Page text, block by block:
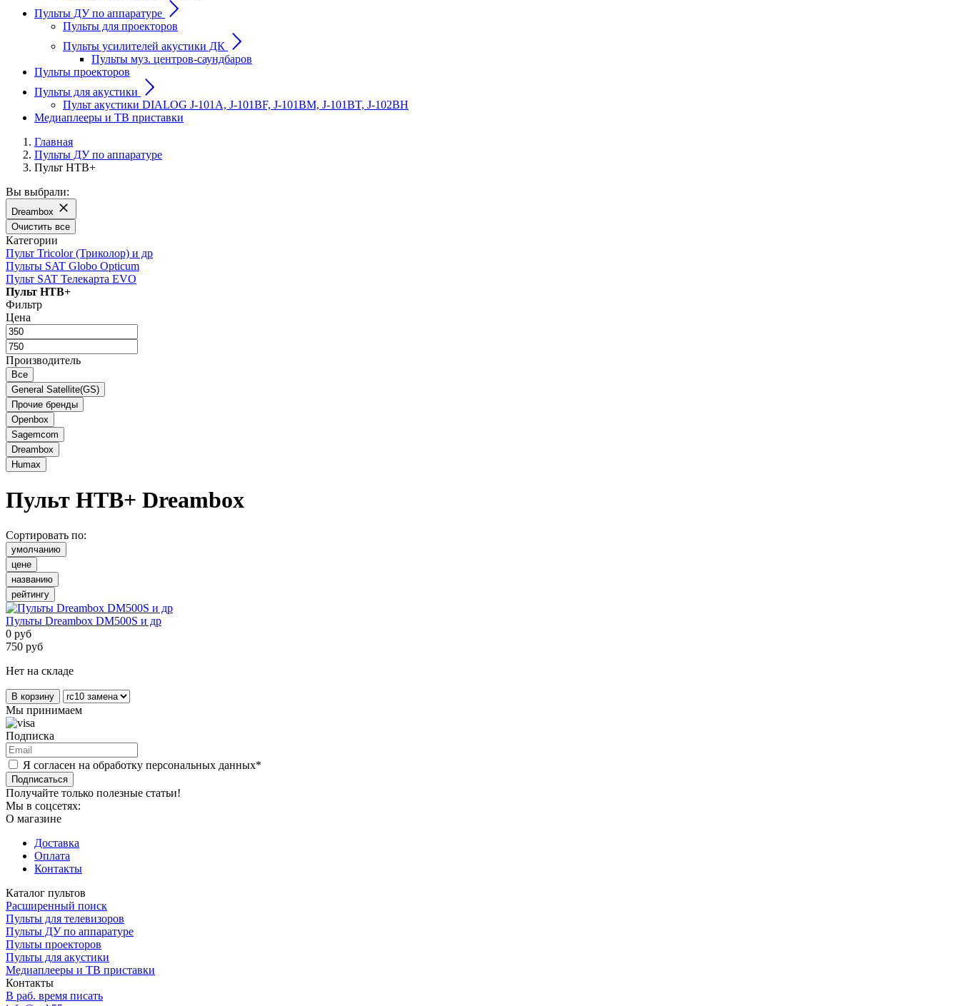
Пульты ДУ по аппаратуре
Пульты для проекторов
Пульты усилителей акустики ДК
Пульты муз. центров-саундбаров
Пульты проекторов
Пульты для акустики
Пульт акустики DIALOG J-101A, J-101BF, J-101BM, J-101BT, J-102BH
Медиаплееры и ТВ приставки
Главная
Пульты ДУ по аппаратуре
Пульт НТВ+
Вы выбрали:
Dreambox
Очистить все
Категории
Пульт Tricolor (Триколор) и др
Пульты SAT Globo Opticum
Пульт SAT Телекарта EVO
Пульт НТВ+
Фильтр
Цена
Производитель
Все
General Satellite(GS)
Прочие бренды
Openbox
Sagemcom
Dreambox
Humax
Пульт НТВ+ Dreambox
Сортировать по:
умолчанию
цене
названию
рейтингу
Пульты Dreambox DM500S и др
0 руб
750 руб
Нет на складе
В корзину
Мы принимаем
Подписка
Я согласен на обработку персональных данных*
Подписаться
Получайте только полезные статьи!
Мы в соцсетях:
О магазине
Доставка
Оплата
Контакты
Каталог пультов
Расширенный поиск
Пульты для телевизоров
Пульты ДУ по аппаратуре
Пульты проекторов
Пульты для акустики
Медиаплееры и ТВ приставки
Контакты
В раб. время писать